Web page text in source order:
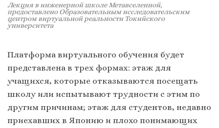
Лекция в инженерной школе Метавселенной,
предоставлено Образовательным исследовательским
центром виртуальной реальности Токийского
университета
Платформа виртуального обучения будет
представлена ​​в трех формах: этаж для
учащихся, которые отказываются посещать
школу или испытывают трудности с этим по
другим причинам; этаж для студентов, недавно
приехавших в Японию и плохо понимающих